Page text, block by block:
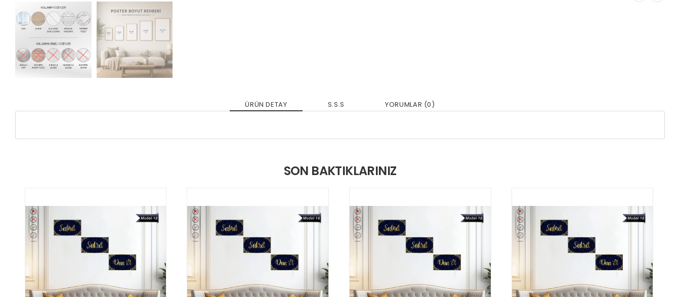
ÜRÜN DETAY S.S.S YORUMLAR (0)
SON BAKTIKLARINIZ